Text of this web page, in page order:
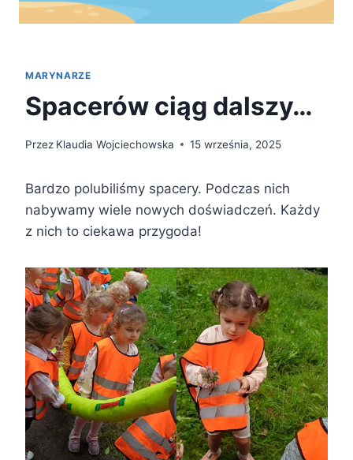
MARYNARZE
Spacerów ciąg dalszy…
Przez Klaudia Wojciechowska 15 września, 2025
Bardzo polubiliśmy spacery. Podczas nich
nabywamy wiele nowych doświadczeń. Każdy
z nich to ciekawa przygoda!